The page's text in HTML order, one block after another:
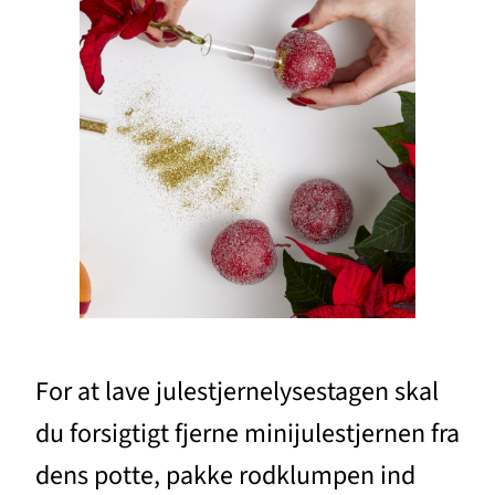
For at lave julestjernelysestagen skal
du forsigtigt fjerne minijulestjernen fra
dens potte, pakke rodklumpen ind